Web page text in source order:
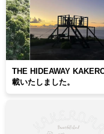
THE HIDEAWAY
載いたしました。